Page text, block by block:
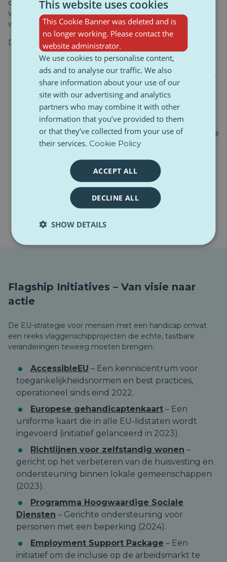
discriminatie waarmee bijvoorbeeld vrouwen,
vluchtelingen, ouderen of kinderen met een handicap
worden geconfronteerd.
De doelstellingen zijn duidelijk gedefinieerd:
om gelijke kansen en toegang tot onderwijs,
werkgelegenheid, gezondheidszorg en justitie te
garanderen;
mensen in staat stellen zelf te beslissen waar
en hoe zij willen leven;
het wegnemen van infrastructurele en sociale
barrières;
het bevorderen van zelfredzaamheid en de-
institutionalisering;
het versterken van de rol van de EU als
wereldleider op het gebied van de rechten van
Flagship Initiatives – Van visie naar
actie
De EU-strategie voor mensen met een handicap omvat
een reeks vlaggenschipprojecten die echte, tastbare
veranderingen teweeg moeten brengen:
AccessibleEU – Een kenniscentrum voor
toegankelijkheidsnormen en best practices,
operationeel sinds eind 2022.
Europese gehandicaptenkaart – Een
uniforme kaart die in alle EU-lidstaten wordt
ingevoerd (initiatief gelanceerd in 2023).
Richtlijnen voor zelfstandig wonen –
gericht op het verbeteren van de huisvesting en
ondersteuning binnen lokale gemeenschappen
(2023).
Programma Hoogwaardige Sociale
Diensten – Gerichte ondersteuning voor
personen met een beperking (2024).
Employment Support Package – Een
initiatief om de inclusie op de arbeidsmarkt te
This website uses cookies
This Cookie Banner was deleted and is
no longer working. Please contact the
website administrator.
We use cookies to personalise content,
ads and to analyse our traffic. We also
share information about your use of our
site with our advertising and analytics
partners who may combine it with other
information that you’ve provided to them
or that they’ve collected from your use of
their services. Cookie Policy
ACCEPT ALL
DECLINE ALL
SHOW DETAILS